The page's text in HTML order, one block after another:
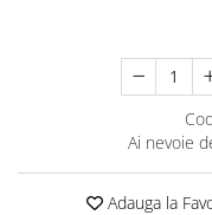
Ai nevoie
Adauga la